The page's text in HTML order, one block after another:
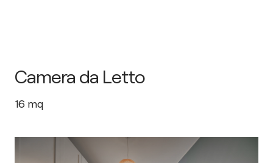
Camera da Letto
16 mq